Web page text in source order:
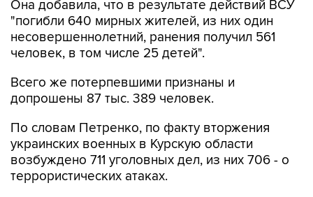
Она добавила, что в результате действий ВСУ
"погибли 640 мирных жителей, из них один
несовершеннолетний, ранения получил 561
человек, в том числе 25 детей".
Всего же потерпевшими признаны и
допрошены 87 тыс. 389 человек.
По словам Петренко, по факту вторжения
украинских военных в Курскую области
возбуждено 711 уголовных дел, из них 706 - о
террористических атаках.